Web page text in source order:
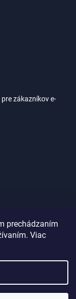
prechádzaním
Viac
zákazníkov e-